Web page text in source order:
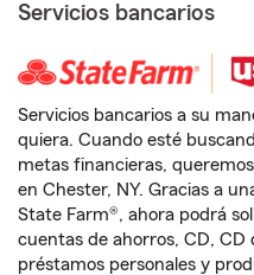
Servicios bancarios
Servicios bancarios a su
quiera. Cuando esté
metas financieras,
en Chester, NY. Gracias a
State Farm®, ahora podrá
cuentas de ahorros, CD,
préstamos personales y